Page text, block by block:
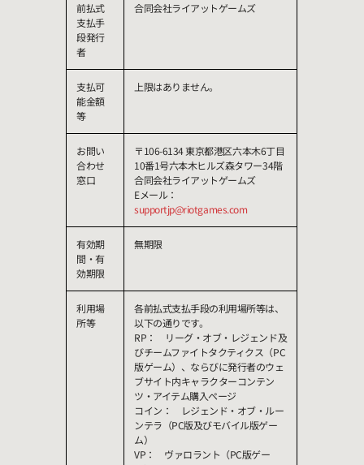
前払式
支払手
段発行
者
合同会社ライアットゲームズ
支払可
能金額
等
上限はありません。
お問い
合わせ
窓口
〒106-6134 東京都港区六本木6丁目
10番1号六本木ヒルズ森タワー34階
合同会社ライアットゲームズ
Eメール：
supportjp@riotgames.com
有効期
間・有
効期限
無期限
利用場
所等
各前払式支払手段の利用場所等は、
以下の通りです。
RP： リーグ・オブ・レジェンド及
びチームファイトタクティクス（PC
版ゲーム）、ならびに発行者のウェ
ブサイト内キャラクターコンテン
ツ・アイテム購入ページ
コイン： レジェンド・オブ・ルー
ンテラ（PC版及びモバイル版ゲー
ム）
VP： ヴァロラント（PC版ゲー